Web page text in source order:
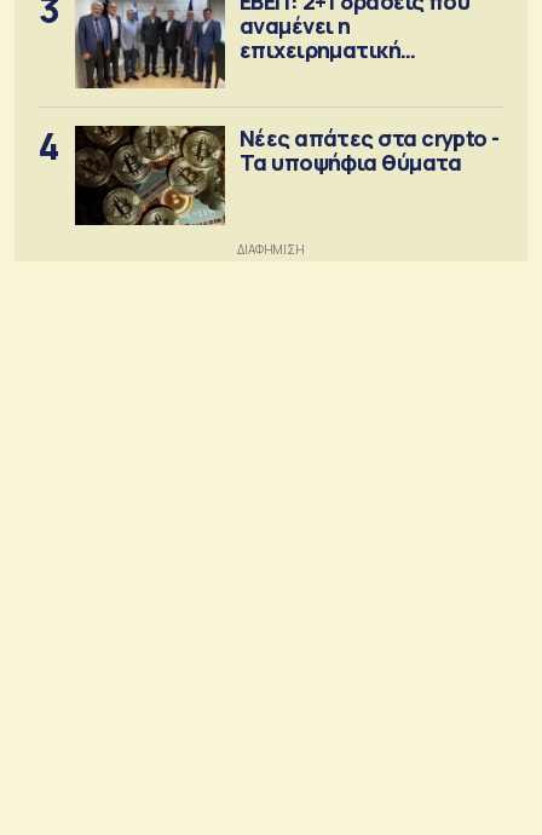
αναμένει η
επιχειρηματική
4
Νέες απάτες στα crypto -
Τα υποψήφια θύματα